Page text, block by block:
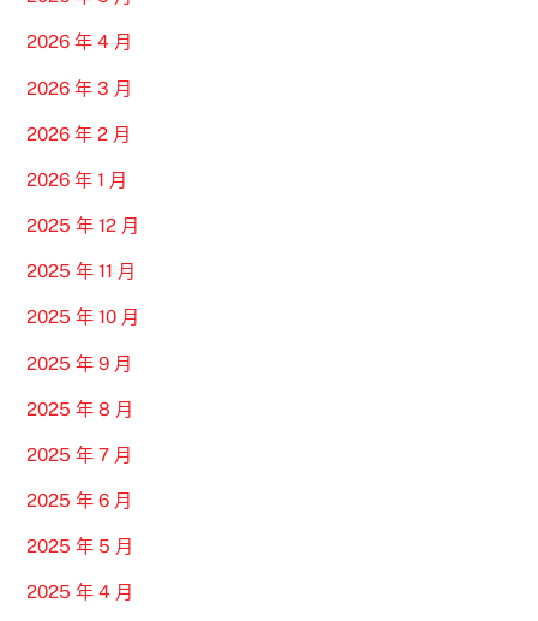
2026 年 4 月
2026 年 3 月
2026 年 2 月
2026 年 1 月
2025 年 12 月
2025 年 11 月
2025 年 10 月
2025 年 9 月
2025 年 8 月
2025 年 7 月
2025 年 6 月
2025 年 5 月
2025 年 4 月